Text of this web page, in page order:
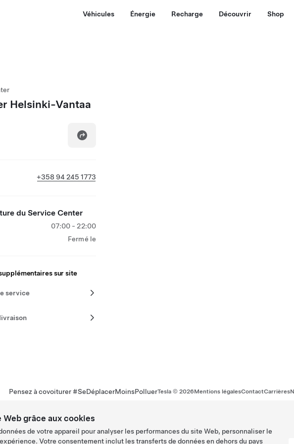
Véhicules Énergie Recharge Découvrir Shop
Helsinki-Vantaa
+358 94 245 1773
du Service Center
07:00 - 22:00
Fermé le
sur site
service
Pensez à covoiturer #SeDéplacerMoinsPolluerTesla © 2026Mentions légalesContactCarrières
grâce aux cookies
de votre appareil pour analyser les performances du site Web, personnaliser le
Votre consentement inclut les transferts de données en dehors du pays